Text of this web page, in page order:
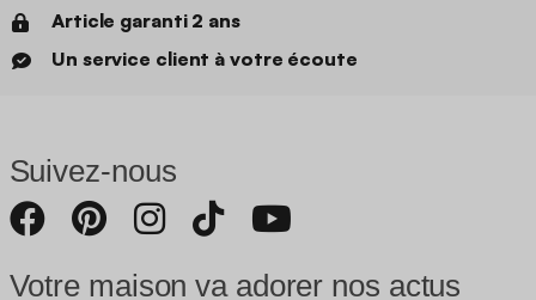
Article garanti 2 ans
Un service client à votre écoute
Suivez-nous
Votre maison va adorer nos actus